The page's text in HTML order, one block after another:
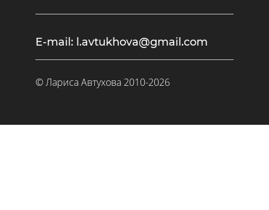
E-mail: l.avtukhova@gmail.com
©Лариса Автухова 2010-2026